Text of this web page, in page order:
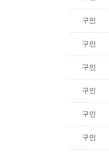
구인
구인
구인
구인
구인
구인